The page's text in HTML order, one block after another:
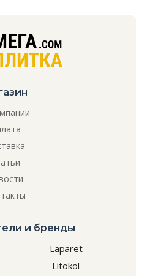
и бренды
Laparet
Litokol